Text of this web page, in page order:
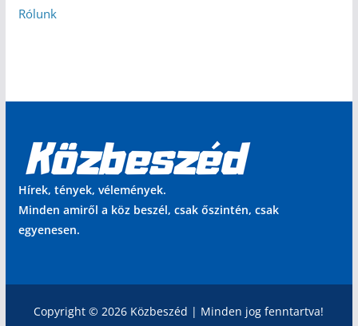
Rólunk
Hírek, tények, vélemények.
Minden amiről a köz beszél, csak őszintén, csak
egyenesen.
Copyright © 2026 Közbeszéd | Minden jog fenntartva!